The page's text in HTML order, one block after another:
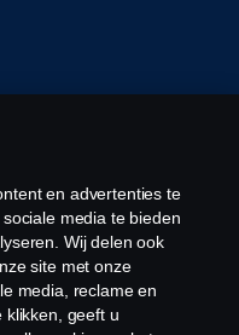
en advertenties te
media te bieden
Wij delen ook
site met onze
media, reclame en
klikken, geeft u